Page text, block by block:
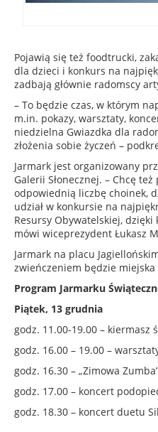
Pojawią się też foodtrucki,
dla dzieci i konkurs na
zadbają głównie radomscy
– To będzie czas, w którym
m.in. pokazy, warsztaty,
niedzielna Gwiazdka dla
złożenia sobie życzeń –
Jarmark jest organizowany
Galerii Słonecznej. – Chcę
odpowiednią liczbę choinek,
udział w konkursie na
Resursy Obywatelskiej,
mówi wiceprezydent Łukasz
Jarmark na placu
zwieńczeniem będzie
Program Jarmarku
Piątek, 13 grudnia
godz. 11.00-19.00 – kiermasz
godz. 16.00 – 19.00 –
godz. 16.30 – „Zimowa
godz. 17.00 – koncert
godz. 18.30 – koncert duetu